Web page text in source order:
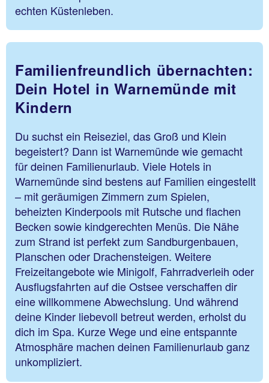
echten Küstenleben.
Familienfreundlich übernachten:
Dein Hotel in Warnemünde mit
Kindern
Du suchst ein Reiseziel, das Groß und Klein
begeistert? Dann ist Warnemünde wie gemacht
für deinen Familienurlaub. Viele Hotels in
Warnemünde sind bestens auf Familien eingestellt
– mit geräumigen Zimmern zum Spielen,
beheizten Kinderpools mit Rutsche und flachen
Becken sowie kindgerechten Menüs. Die Nähe
zum Strand ist perfekt zum Sandburgenbauen,
Planschen oder Drachensteigen. Weitere
Freizeitangebote wie Minigolf, Fahrradverleih oder
Ausflugsfahrten auf die Ostsee verschaffen dir
eine willkommene Abwechslung. Und während
deine Kinder liebevoll betreut werden, erholst du
dich im Spa. Kurze Wege und eine entspannte
Atmosphäre machen deinen Familienurlaub ganz
unkompliziert.